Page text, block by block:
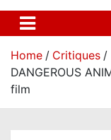
n
Home
Critiques
DANGEROUS
film